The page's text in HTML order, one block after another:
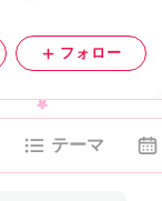
フォロー
テーマ